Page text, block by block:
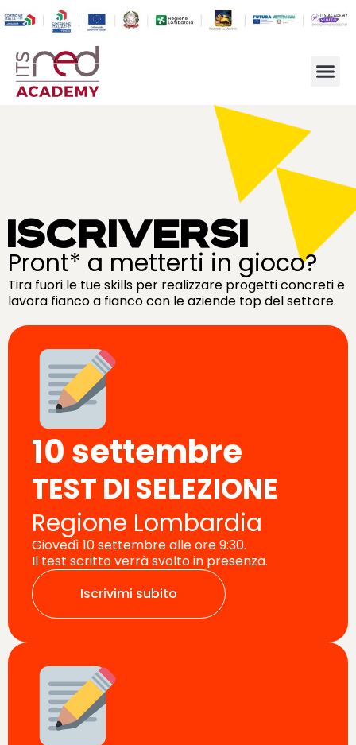
ISCRIVERSI
Pront* a metterti in gioco?
Tira fuori le tue skills per realizzare progetti concreti e
lavora fianco a fianco con le aziende top del settore.
10 settembre
TEST DI SELEZIONE
Regione Lombardia
Giovedì 10 settembre alle ore 9:30.
Il test scritto verrà svolto in presenza.
Iscrivimi subito